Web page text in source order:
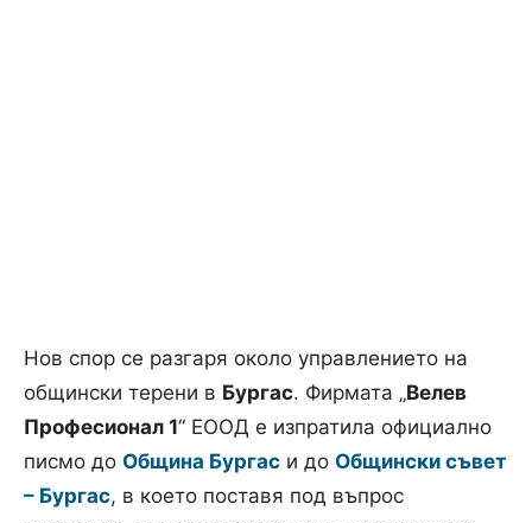
Нов спор се разгаря около управлението на
общински терени в Бургас. Фирмата „Велев
Професионал 1“ ЕООД е изпратила официално
писмо до Община Бургас и до Общински съвет
– Бургас, в което поставя под въпрос